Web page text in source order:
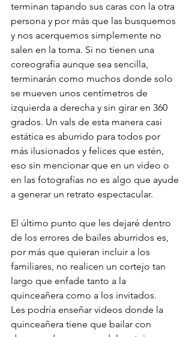
terminan tapando sus caras con la otra
persona y por más que las busquemos
y nos acerquemos simplemente no
salen en la toma. Si no tienen una
coreografía aunque sea sencilla,
terminarán como muchos donde solo
se mueven unos centímetros de
izquierda a derecha y sin girar en 360
grados. Un vals de esta manera casi
estática es aburrido para todos por
más ilusionados y felices que estén,
eso sin mencionar que en un video o
en las fotografías no es algo que ayude
a generar un retrato espectacular.
El último punto que les dejaré dentro
de los errores de bailes aburridos es,
por más que quieran incluir a los
familiares, no realicen un cortejo tan
largo que enfade tanto a la
quinceañera como a los invitados.
Les podría enseñar videos donde la
quinceañera tiene que bailar con